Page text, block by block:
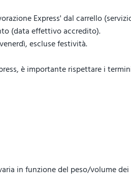
Express' dal carrello
(data effettivo accredito).
escluse festività.
è importante rispettare i
in funzione del peso/volume